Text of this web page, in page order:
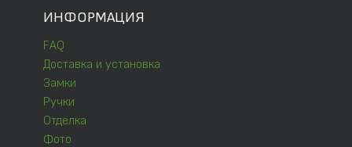
ИНФОРМАЦИЯ
FAQ
Доставка и установка
Замки
Ручки
Отделка
Фото